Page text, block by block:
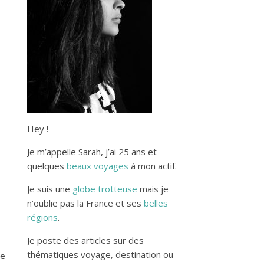
Hey !
Je m’appelle Sarah, j’ai 25 ans et
quelques beaux voyages à mon actif.
Je suis une globe trotteuse mais je
n’oublie pas la France et ses belles
régions.
Je poste des articles sur des
thématiques voyage, destination ou